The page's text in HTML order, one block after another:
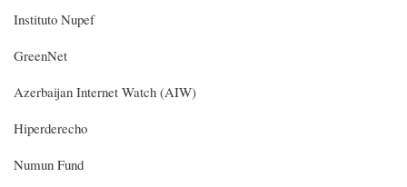
Instituto Nupef
GreenNet
Azerbaijan Internet Watch (AIW)
Hiperderecho
Numun Fund